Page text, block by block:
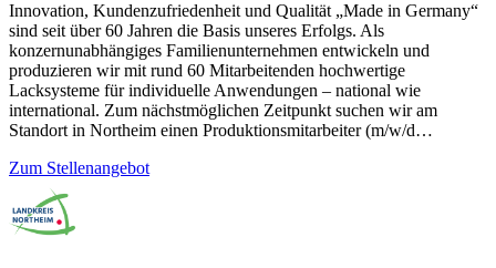
Innovation, Kundenzufriedenheit und Qualität „Made in Germany“
sind seit über 60 Jahren die Basis unseres Erfolgs. Als
konzernunabhängiges Familienunternehmen entwickeln und
produzieren wir mit rund 60 Mitarbeitenden hochwertige
Lacksysteme für individuelle Anwendungen – national wie
international. Zum nächstmöglichen Zeitpunkt suchen wir am
Standort in Northeim einen Produktionsmitarbeiter (m/w/d…
Zum Stellenangebot